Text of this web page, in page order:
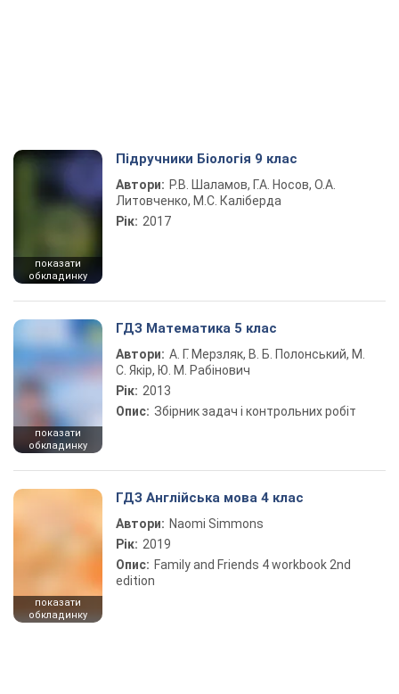
показати
обкладинку
Підручники Біологія 9 клас
Автори: Р.В. Шаламов, Г.А. Носов, О.А.
Литовченко, М.С. Каліберда
Рік: 2017
показати
обкладинку
ГДЗ Математика 5 клас
Автори: А. Г. Мерзляк, В. Б. Полонський, М.
С. Якір, Ю. М. Рабінович
Рік: 2013
Опис: Збірник задач і контрольних робіт
показати
обкладинку
ГДЗ Англійська мова 4 клас
Автори: Naomi Simmons
Рік: 2019
Опис: Family and Friends 4 workbook 2nd
edition